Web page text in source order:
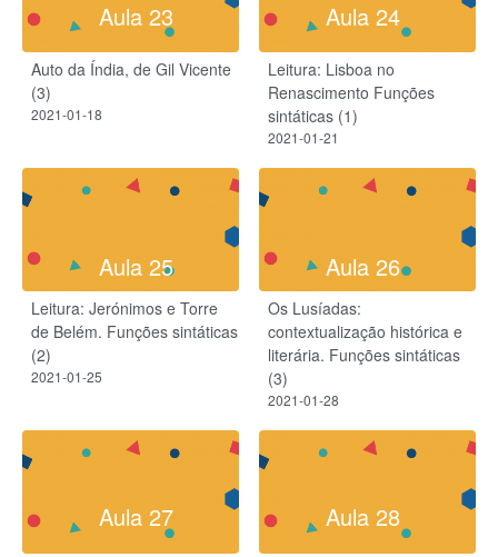
Aula 23
Auto da Índia, de Gil Vicente
(3)
2021-01-18
Aula 24
Leitura: Lisboa no
Renascimento Funções
sintáticas (1)
2021-01-21
Aula 25
Leitura: Jerónimos e Torre
de Belém.​ Funções sintáticas
(2)
2021-01-25
Aula 26
Os Lusíadas:
contextualização histórica e
literária.​ Funções sintáticas
(3)
2021-01-28
Aula 27 Aula 28